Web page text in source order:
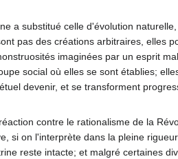
a substitué celle d'évolution
pas des créations arbitraires, elles
imaginées par un esprit
social où elles se sont établies;
devenir, et se transforment
contre le rationalisme de la
si on l'interprète dans la pleine
reste intacte; et malgré certaines